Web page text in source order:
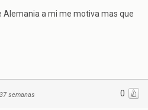
Alemania a mi me motiva mas que
0
semanas